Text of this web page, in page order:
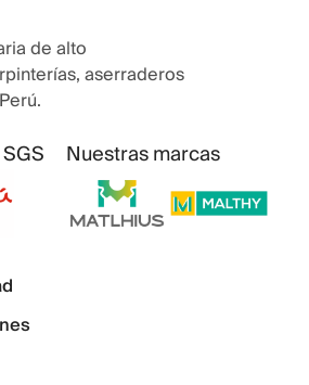
de alto
aserraderos
Nuestras marcas